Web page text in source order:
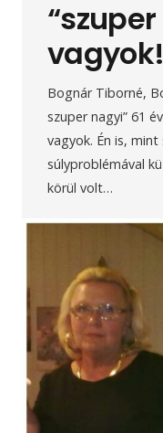
vagyok!
Bognár Tiborné,
szuper nagyi” 61
vagyok. Én is,
súlyproblémával
körül volt…